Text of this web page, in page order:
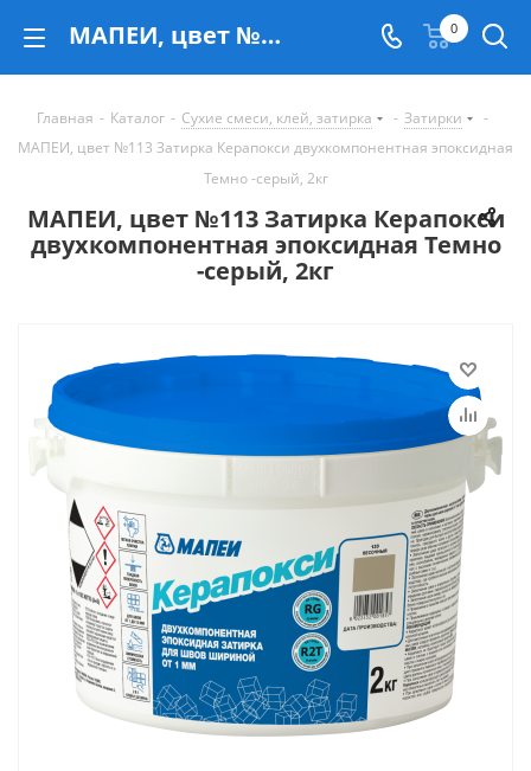
МАПЕИ, цвет №113 Затирка Керапокси двухкомпонентная эпоксидная Темно -серый, 2кг - купить в Екатеринбурге 0
Главная - Каталог - Сухие смеси, клей, затирка - Затирки
-
МАПЕИ, цвет №113 Затирка Керапокси двухкомпонентная эпоксидная
Темно -серый, 2кг
МАПЕИ, цвет №113 Затирка Керапокси
двухкомпонентная эпоксидная Темно
-серый, 2кг